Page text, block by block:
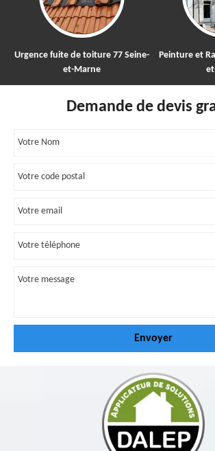
Seine-
Peinture et Ravalement 77 Seine-
et-Marne
Demande de devis